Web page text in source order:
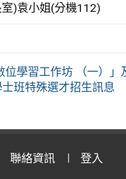
)袁小姐(分機112)
學習工作坊 （一）」
班特殊選才招生訊息
聯絡資訊 登入